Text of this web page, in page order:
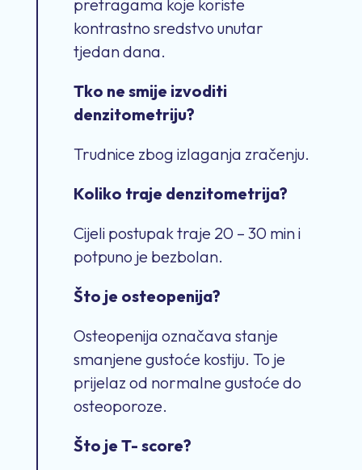
pretragama koje koriste
kontrastno sredstvo unutar
tjedan dana.
Tko ne smije izvoditi
denzitometriju?
Trudnice zbog izlaganja zračenju.
Koliko traje denzitometrija?
Cijeli postupak traje 20 – 30 min i
potpuno je bezbolan.
Što je osteopenija?
Osteopenija označava stanje
smanjene gustoće kostiju. To je
prijelaz od normalne gustoće do
osteoporoze.
Što je T- score?